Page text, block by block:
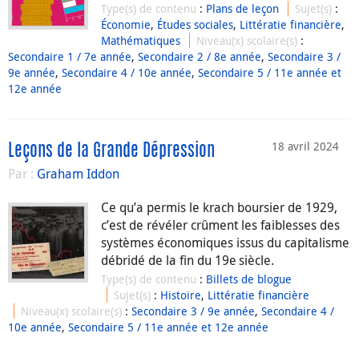
Type(s) de contenu : Plans de leçon Sujet(s) :
Économie, Études sociales, Littératie financière,
Mathématiques
Niveau(x) scolaire(s) :
Secondaire 1 / 7e année, Secondaire 2 / 8e année, Secondaire 3 /
9e année, Secondaire 4 / 10e année, Secondaire 5 / 11e année et
12e année
18 avril 2024
Leçons de la Grande Dépression
Par : Graham Iddon
Ce qu’a permis le krach boursier de 1929,
c’est de révéler crûment les faiblesses des
systèmes économiques issus du capitalisme
débridé de la fin du 19e siècle.
Type(s) de contenu : Billets de blogue
Sujet(s) : Histoire, Littératie financière
Niveau(x) scolaire(s) :Secondaire 3 / 9e année,Secondaire 4 /
10e année, Secondaire 5 / 11e année et 12e année